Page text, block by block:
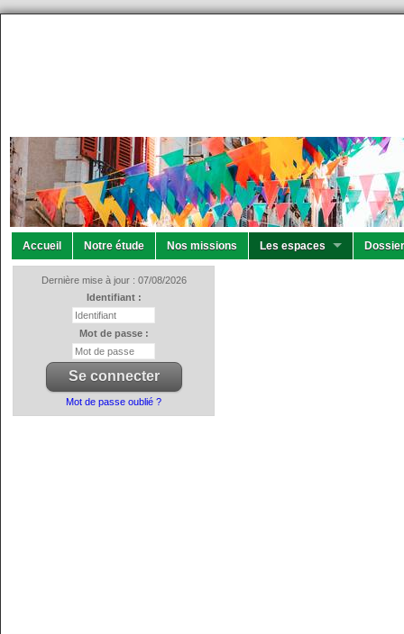
Accueil Notre étude Nos missions Les espaces
Dernière mise à jour : 07/08/2026
Identifiant :
Mot de passe :
Mot de passe oublié ?